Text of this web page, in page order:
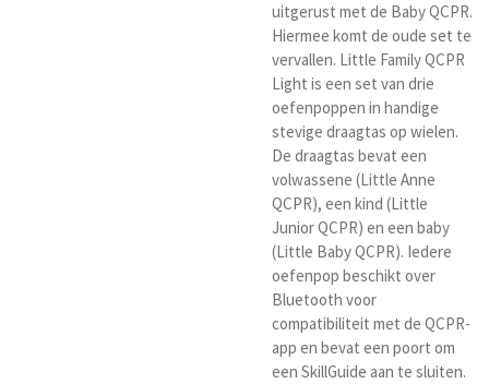
uitgerust met de Baby QCPR.
Hiermee komt de oude set te
vervallen. Little Family QCPR
Light is een set van drie
oefenpoppen in handige
stevige draagtas op wielen.
De draagtas bevat een
volwassene (Little Anne
QCPR), een kind (Little
Junior QCPR) en een baby
(Little Baby QCPR). Iedere
oefenpop beschikt over
Bluetooth voor
compatibiliteit met de QCPR-
app en bevat een poort om
een SkillGuide aan te sluiten.